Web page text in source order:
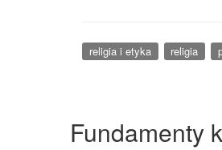
religia i etyka religia
Fundamenty